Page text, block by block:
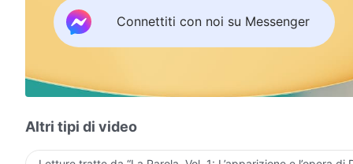
Udiamo la voce di Dio e veniamo rapiti dinanzi al Suo
Sperimentiamo il giudizio di Cristo e assistiamo alle
Raggiungiamo la purificazione nelle parole di Dio e
Connettiti con noi su Messenger
Altri tipi di video